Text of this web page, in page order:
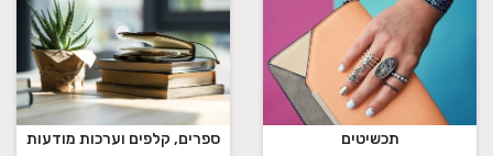
תכשיטים ספרים, קלפים וערכות מודעות